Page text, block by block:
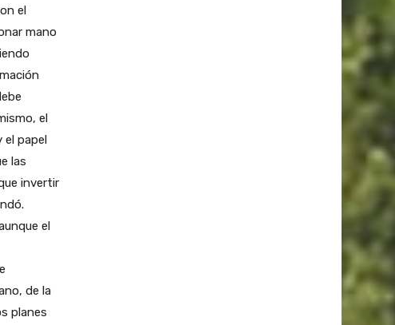
el
mano
el
el papel
las
invertir
el
de la
planes